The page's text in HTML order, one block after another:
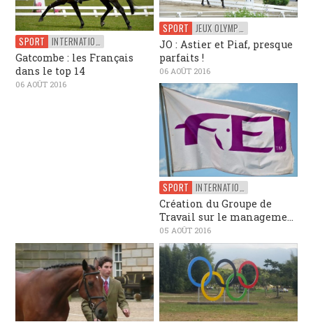
SPORT
INTERNATIONAL
Gatcombe : les Français
dans le top 14
06 AOÛT 2016
SPORT
JO : Astier et Piaf, presque
parfaits !
06 AOÛT 2016
SPORT
INTERNATIONAL
Création du Groupe de
Travail sur le manageme...
05 AOÛT 2016